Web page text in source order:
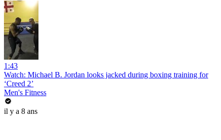
1:43
Watch: Michael B. Jordan looks jacked during boxing training for
‘Creed 2’
Men's Fitness
il y a 8 ans